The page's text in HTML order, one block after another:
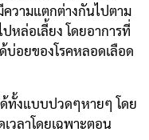
วามแตกต่างกันไปตาม
หล่อเลี้ยง โดยอาการที่
บ่อยของโรคหลอดเลือด
ทั้งแบบปวดๆหายๆ โดย
วลาโดยเฉพาะตอน